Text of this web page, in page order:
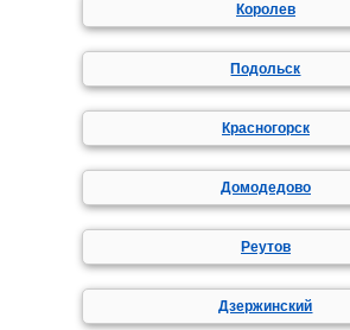
Королев
Подольск
Красногорск
Домодедово
Реутов
Дзержинский